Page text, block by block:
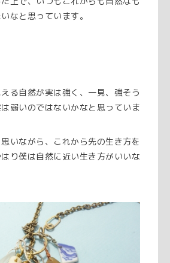
なと思っています。
る自然が実は強く、一見、強そう
弱いのではないかなと思っていま
いながら、これから先の生き方を
り僕は自然に近い生き方がいいな